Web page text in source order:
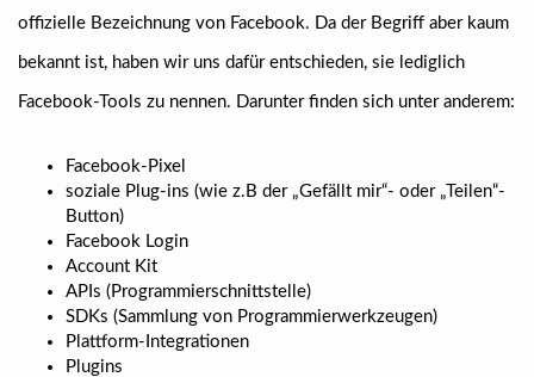
offizielle Bezeichnung von Facebook. Da der Begriff aber kaum
bekannt ist, haben wir uns dafür entschieden, sie lediglich
Facebook-Tools zu nennen. Darunter finden sich unter anderem:
Facebook-Pixel
soziale Plug-ins (wie z.B der „Gefällt mir“- oder „Teilen“-
Button)
Facebook Login
Account Kit
APIs (Programmierschnittstelle)
SDKs (Sammlung von Programmierwerkzeugen)
Plattform-Integrationen
Plugins